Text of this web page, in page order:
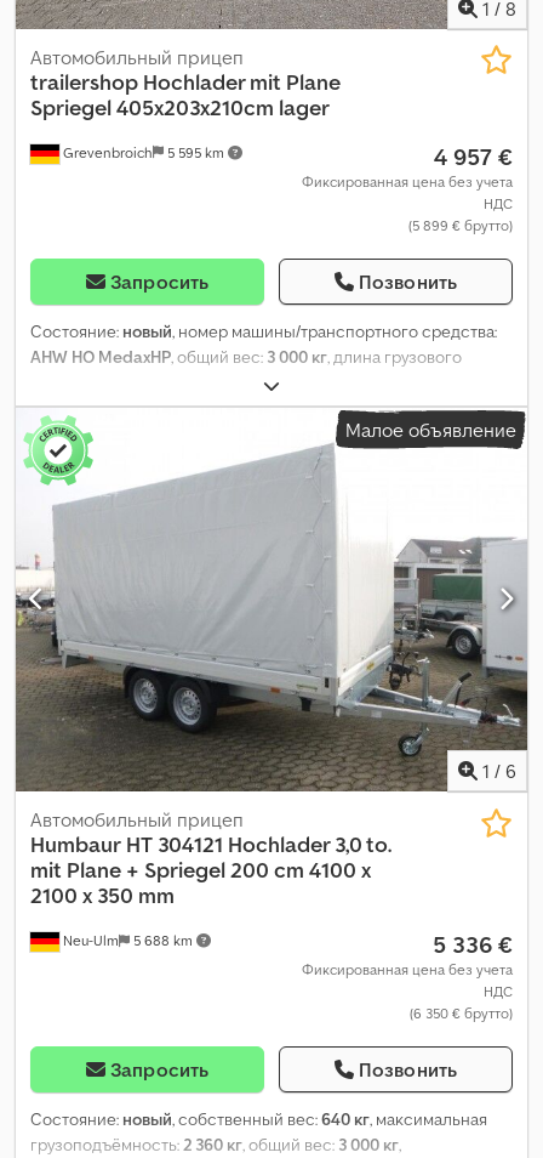
1 / 8
Grevenbroich 5 595 km
Автомобильный прицеп
trailershop Hochlader mit Plane
Spriegel 405x203x210cm lager
4 957 €
Фиксированная цена без учета
НДС
(5 899 € брутто)
Запросить Позвонить
Состояние: новый, номер машины/транспортного средства:
AHW HO MedaxHP , общий вес: 3 000 кг , длина грузового
, ширина пространства для загрузки:
высота грузового отсека:2 100 мм, Год выпуска:2025,
Малое объявление
1 / 6
Neu-Ulm 5 688 km
Автомобильный прицеп
Humbaur HT 304121 Hochlader 3,0 to.
mit Plane + Spriegel 200 cm 4100 x
2100 x 350 mm
5 336 €
Фиксированная цена без учета
НДС
(6 350 € брутто)
Запросить Позвонить
Состояние: новый, собственный вес:640 кг, максимальная
грузоподъёмность:2 360 кг, общий вес: 3 000 кг,